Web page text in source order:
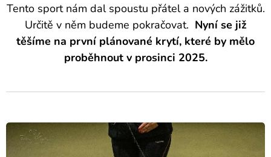
Tento sport nám dal spoustu přátel a nových zážitků.
Určitě v něm budeme pokračovat. Nyní se již
těšíme na první plánované krytí, které by mělo
proběhnout v prosinci 2025.